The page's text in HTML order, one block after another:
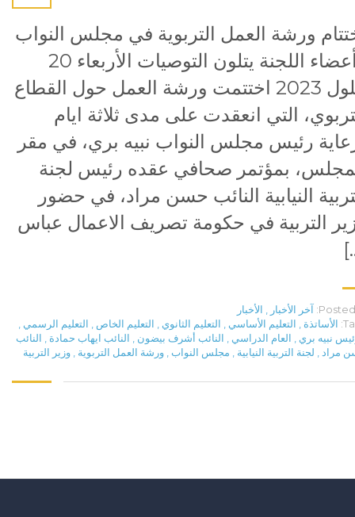
ورشة العمل التربوية في مجلس النواب
وأعضاء اللجنة يتلون التوصيات الأربعاء 20
أيلول 2023 اختتمت ورشة العمل حول القطاع
التي انعقدت على مدى ثلاثة ايام
رئيس مجلس النواب نبيه بري، في مقر
بمؤتمر صحافي عقده رئيس لجنة
النيابية النائب حسن مراد، في حضور
التربية في حكومة تصريف الاعمال عباس
Posted آخر الأخبار
الأخبار
الأساتذة التعليم الأساسي التعليم الثانوي التعليم الخاص التعليم الرسمي
نبيه بري
العام الدراسي النائب أشرف بيضون النائب ايهاب حمادة
النائب
مراد
لجنة التربية النيابية مجلس النواب ورشة العمل التربوية وزير التربية